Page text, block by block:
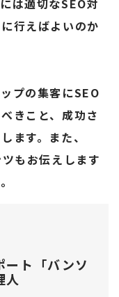
は適切なSEO対
行えばよいのか
プの集客にSEO
きこと、成功さ
ます。また、
もお伝えします
ート「バンソ
人